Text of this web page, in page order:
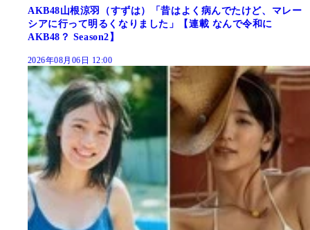
AKB48山根涼羽（すずは）「昔はよく病んでたけど、マレー
シアに行って明るくなりました」【連載 なんで令和に
AKB48？ Season2】
2026年08月06日 12:00